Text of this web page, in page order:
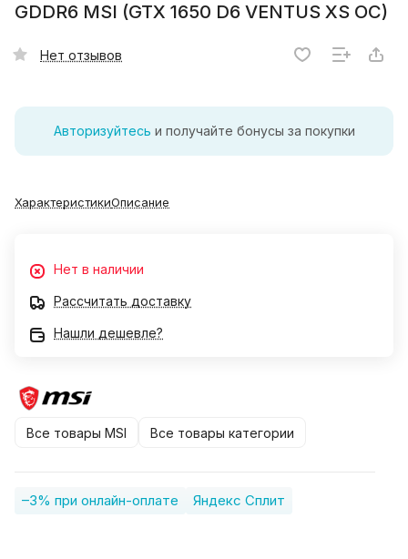
GDDR6 MSI (GTX 1650 D6 VENTUS XS OC)
Нет отзывов
Авторизуйтесь и получайте бонусы за покупки
ХарактеристикиОписание
Нет в наличии
Рассчитать доставку
Нашли дешевле?
Все товары MSI Все товары категории
–3% при онлайн-оплате Яндекс Сплит